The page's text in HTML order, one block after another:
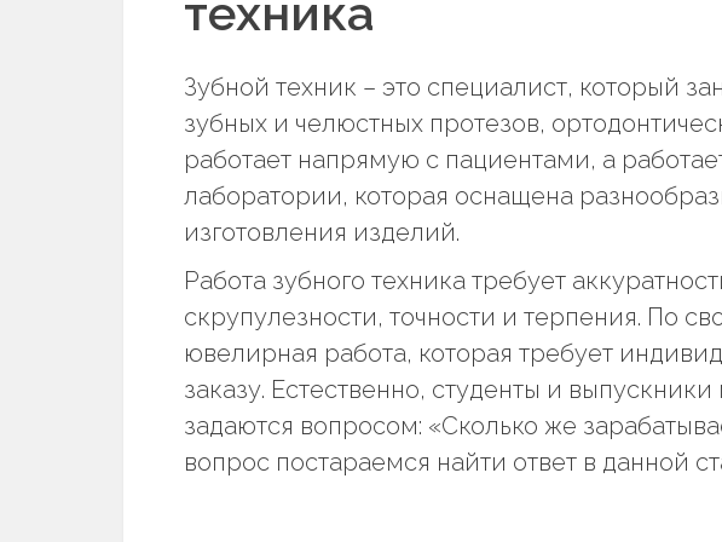
техника
Зубной техник – это специалист, который
зубных и челюстных протезов,
работает напрямую с пациентами, а
лаборатории, которая оснащена
изготовления изделий.
Работа зубного техника требует
скрупулезности, точности и терпения. По
ювелирная работа, которая требует
заказу. Естественно, студенты и
задаются вопросом: «Сколько же
вопрос постараемся найти ответ в данной